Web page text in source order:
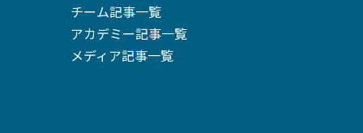
チーム記事一覧
アカデミー記事一覧
メディア記事一覧